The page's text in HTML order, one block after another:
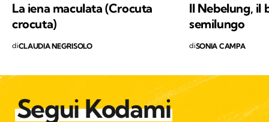
La iena maculata (Crocuta
crocuta)
diCLAUDIA NEGRISOLO
Il Nebelung, il
semilungo
diSONIA CAMPA
Segui Kodami